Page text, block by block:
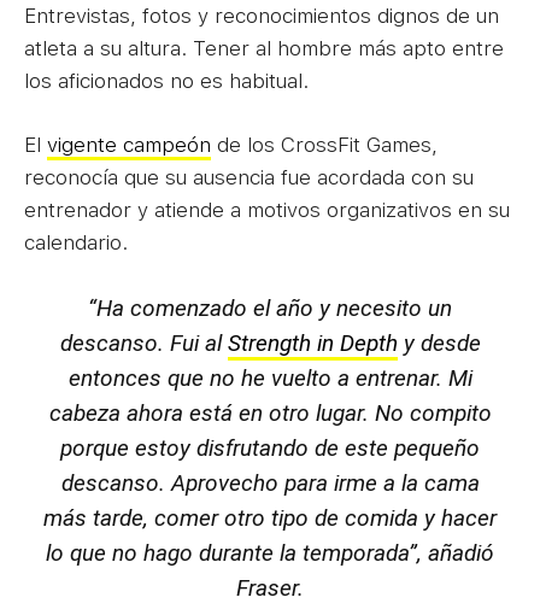
Entrevistas, fotos y reconocimientos dignos de un
atleta a su altura. Tener al hombre más apto entre
los aficionados no es habitual.
El vigente campeón de los CrossFit Games,
reconocía que su ausencia fue acordada con su
entrenador y atiende a motivos organizativos en su
calendario.
“Ha comenzado el año y necesito un
descanso. Fui alStrength in Depth y desde
entonces que no he vuelto a entrenar. Mi
cabeza ahora está en otro lugar. No compito
porque estoy disfrutando de este pequeño
descanso. Aprovecho para irme a la cama
más tarde, comer otro tipo de comida y hacer
lo que no hago durante la temporada”, añadió
Fraser.